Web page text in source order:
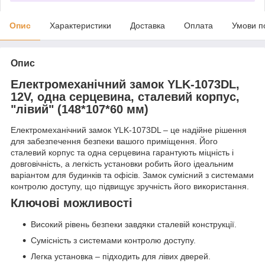
Опис Характеристики Доставка Оплата Умови
Опис
Електромеханічний замок YLK-1073DL,
12V, одна серцевина, сталевий корпус,
"лівий" (148*107*60 мм)
Електромеханічний замок YLK-1073DL – це надійне рішення
для забезпечення безпеки вашого приміщення. Його
сталевий корпус та одна серцевина гарантують міцність і
довговічність, а легкість установки робить його ідеальним
варіантом для будинків та офісів. Замок сумісний з системами
контролю доступу, що підвищує зручність його використання.
Ключові можливості
Високий рівень безпеки завдяки сталевій конструкції.
Сумісність з системами контролю доступу.
Легка установка – підходить для лівих дверей.